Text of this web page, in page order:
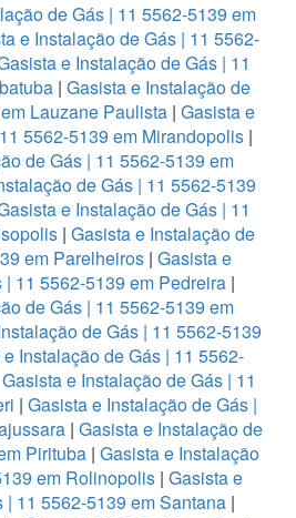
de Gás | 11 5562-5139 em
e Instalação de Gás | 11 5562-
e Instalação de Gás | 11
| Gasista e Instalação de
Lauzane Paulista | Gasista e
5562-5139 em Mirandopolis|
de Gás | 11 5562-5139 em
de Gás | 11 5562-5139
e Instalação de Gás | 11
| Gasista e Instalação de
em Parelheiros| Gasista e
| 11 5562-5139 em Pedreira |
de Gás | 11 5562-5139 em
de Gás | 11 5562-5139
Instalação de Gás | 11 5562-
Gasista e Instalação de Gás | 11
| Gasista e Instalação de Gás |
| Gasista e Instalação de
Pirituba| Gasista e Instalação
em Rolinopolis | Gasista e
| 11 5562-5139 em Santana|